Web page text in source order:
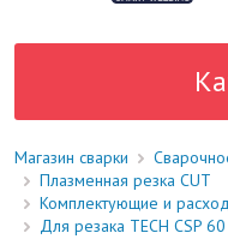
Данный
уточните
Магазин сварки
Плазменная резка CUT
Комплектующие и
Для резака TECH CSP 60